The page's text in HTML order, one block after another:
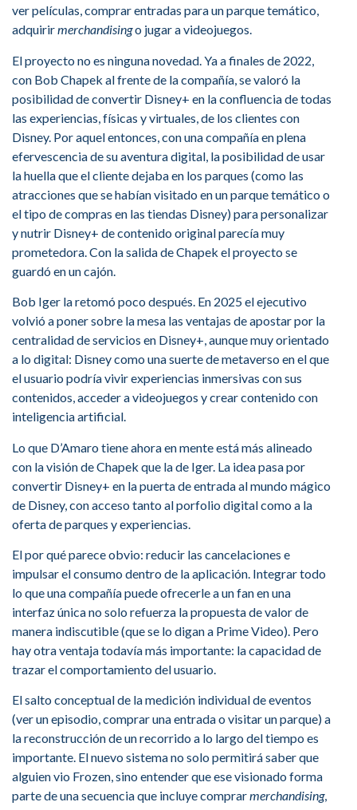
ver películas, comprar entradas para un parque temático,
adquirirmerchandisingo jugar a videojuegos.
El proyecto no es ninguna novedad. Ya a finales de 2022,
con Bob Chapek al frente de la compañía, se valoró la
posibilidad de convertir Disney+ en la confluencia de todas
las experiencias, físicas y virtuales, de los clientes con
Disney. Por aquel entonces, con una compañía en plena
efervescencia de su aventura digital, la posibilidad de usar
la huella que el cliente dejaba en los parques (como las
atracciones que se habían visitado en un parque temático o
el tipo de compras en las tiendas Disney) para personalizar
y nutrir Disney+ de contenido original parecía muy
prometedora. Con la salida de Chapek el proyecto se
guardó en un cajón.
Bob Iger la retomó poco después. En 2025 el ejecutivo
volvió a poner sobre la mesa las ventajas de apostar por la
centralidad de servicios en Disney+, aunque muy orientado
a lo digital: Disney como una suerte de metaverso en el que
el usuario podría vivir experiencias inmersivas con sus
contenidos, acceder a videojuegos y crear contenido con
inteligencia artificial.
Lo que D’Amaro tiene ahora en mente está más alineado
con la visión de Chapek que la de Iger. La idea pasa por
convertir Disney+ en la puerta de entrada al mundo mágico
de Disney, con acceso tanto al porfolio digital como a la
oferta de parques y experiencias.
El por qué parece obvio: reducir las cancelaciones e
impulsar el consumo dentro de la aplicación. Integrar todo
lo que una compañía puede ofrecerle a un fan en una
interfaz única no solo refuerza la propuesta de valor de
manera indiscutible (que se lo digan a Prime Video). Pero
hay otra ventaja todavía más importante: la capacidad de
trazar el comportamiento del usuario.
El salto conceptual de la medición individual de eventos
(ver un episodio, comprar una entrada o visitar un parque) a
la reconstrucción de un recorrido a lo largo del tiempo es
importante. El nuevo sistema no solo permitirá saber que
alguien vio Frozen, sino entender que ese visionado forma
parte de una secuencia que incluye comprarmerchandising,